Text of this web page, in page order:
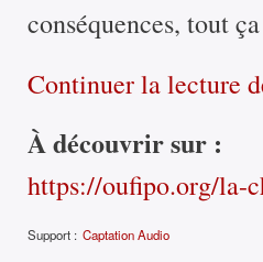
conséquences, tout
Continuer la lecture
À découvrir sur :
https://oufipo.org/la-
Support : Captation Audio